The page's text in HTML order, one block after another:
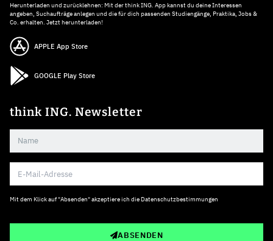
Herunterladen und zurücklehnen: Mit der think ING. App kannst du deine Interessen
angeben, Suchaufträge anlegen und die für dich passenden Studiengänge, Praktika, Jobs &
Co. erhalten. Jetzt herunterladen!
APPLE App Store
GOOGLE Play Store
think ING. Newsletter
Mit dem Klick auf "Absenden" akzeptiere ich die Datenschutzbestimmungen
ABSENDEN